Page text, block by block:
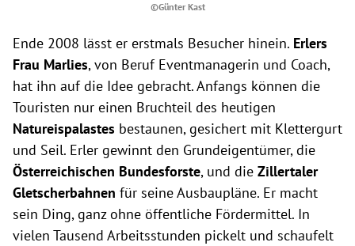
©Günter Kast
Ende 2008 lässt er erstmals Besucher hinein. Erlers
Frau Marlies, von Beruf Eventmanagerin und Coach,
hat ihn auf die Idee gebracht. Anfangs können die
Touristen nur einen Bruchteil des heutigen
Natureispalastes bestaunen, gesichert mit Klettergurt
und Seil. Erler gewinnt den Grundeigentümer, die
Österreichischen Bundesforste, und die Zillertaler
Gletscherbahnen für seine Ausbaupläne. Er macht
sein Ding, ganz ohne öffentliche Fördermittel. In
vielen Tausend Arbeitsstunden pickelt und schaufelt